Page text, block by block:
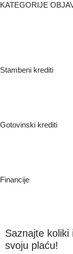
KATEGORIJE
Stambeni krediti
Gotovinski krediti
Financije
Saznajte
svoju plaću!